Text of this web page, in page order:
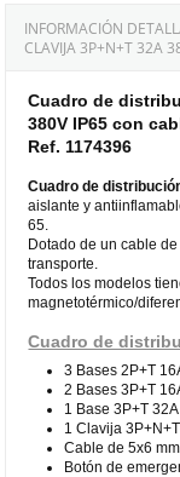
INFORMACIÓN
CLAVIJA 3P+N+T 32A
Cuadro de
380V IP65 con
Ref. 1174396
Cuadro de
aislante y
65.
Dotado de un cable
transporte.
Todos los modelos
magnetotérmico/
Cuadro de
3 Bases 2P+T
2 Bases 3P+T
1 Base 3P+T 32A
1 Clavija
Cable de 5x6
Botón de